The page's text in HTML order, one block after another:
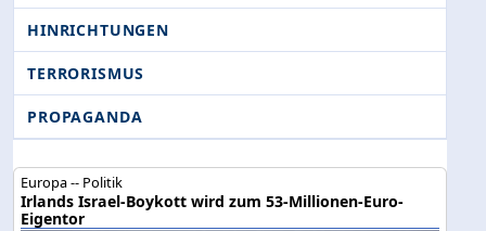
HINRICHTUNGEN
TERRORISMUS
PROPAGANDA
Europa -- Politik
Irlands Israel-Boykott wird zum 53-Millionen-Euro-
Eigentor